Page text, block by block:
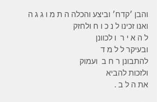
והבן ׳קדח׳ וביצע והכלה ה ת מ ו ג ג ה
ואנו זכינו ל נ כ ו ח ולחזק
ל ה א י ר  ו לכוונן
ובעיקר ל ל מ ד
להתבונן ר ח ב  ועמוק
ולזכות להביא
את ה ל ב .